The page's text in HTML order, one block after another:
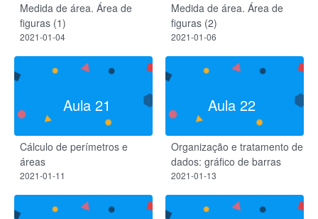
Medida de área. Área de
figuras (1)
2021-01-04
Medida de área. Área de
figuras (2)
2021-01-06
Aula 21
Cálculo de perímetros e
áreas
2021-01-11
Aula 22
Organização e tratamento de
dados: gráfico de barras
2021-01-13